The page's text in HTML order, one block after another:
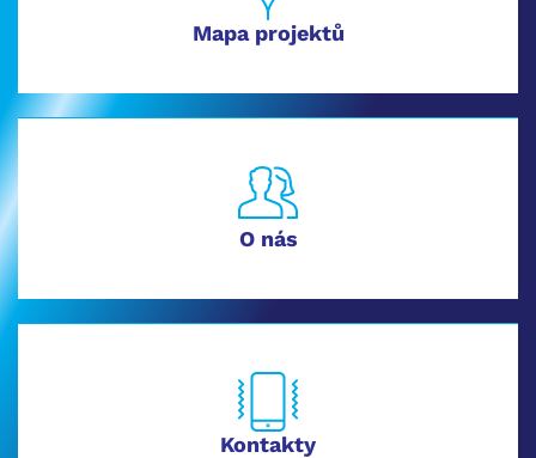
Mapa projektů
O nás
Kontakty